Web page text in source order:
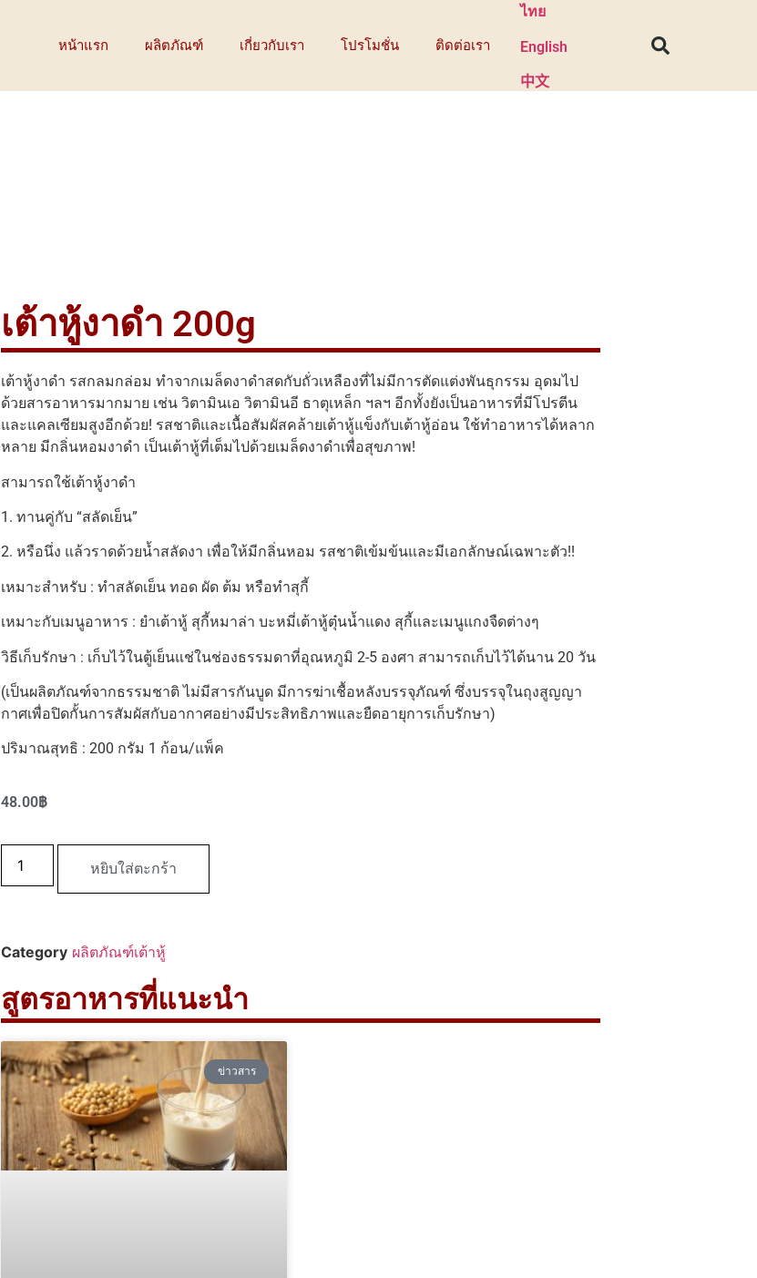
หน้าแรก ผลิตภัณฑ์ เกี่ยวกับเรา โปรโมชั่น ติดต่อเรา
ไทย
English
中文
เต้าหู้งาดำ 200g
เต้าหู้งาดำ รสกลมกล่อม ทำจากเมล็ดงาดำสดกับถั่วเหลืองที่ไม่มีการตัดแต่งพันธุกรรม อุดมไป
ด้วยสารอาหารมากมาย เช่น วิตามินเอ วิตามินอี ธาตุเหล็ก ฯลฯ อีกทั้งยังเป็นอาหารที่มีโปรตีน
และแคลเซียมสูงอีกด้วย! รสชาติและเนื้อสัมผัสคล้ายเต้าหู้แข็งกับเต้าหู้อ่อน ใช้ทำอาหารได้หลาก
หลาย มีกลิ่นหอมงาดำ เป็นเต้าหู้ที่เต็มไปด้วยเมล็ดงาดำเพื่อสุขภาพ!
สามารถใช้เต้าหู้งาดำ
1. ทานคู่กับ “สลัดเย็น”
2. หรือนึ่ง แล้วราดด้วยน้ำสลัดงา เพื่อให้มีกลิ่นหอม รสชาติเข้มข้นและมีเอกลักษณ์เฉพาะตัว!!
เหมาะสำหรับ : ทำสลัดเย็น ทอด ผัด ต้ม หรือทำสุกี้
เหมาะกับเมนูอาหาร : ยำเต้าหู้ สุกี้หมาล่า บะหมี่เต้าหู้ตุ๋นน้ำแดง สุกี้และเมนูแกงจืดต่างๆ
วิธีเก็บรักษา : เก็บไว้ในตู้เย็นแช่ในช่องธรรมดาที่อุณหภูมิ 2-5 องศา สามารถเก็บไว้ได้นาน 20 วัน
(เป็นผลิตภัณฑ์จากธรรมชาติ ไม่มีสารกันบูด มีการฆ่าเชื้อหลังบรรจุภัณฑ์ ซึ่งบรรจุในถุงสูญญา
กาศเพื่อปิดกั้นการสัมผัสกับอากาศอย่างมีประสิทธิภาพและยืดอายุการเก็บรักษา)
ปริมาณสุทธิ : 200 กรัม 1 ก้อน/แพ็ค
48.00฿
หยิบใส่ตะกร้า
Category ผลิตภัณฑ์เต้าหู้
สูตรอาหารที่แนะนำ
ข่าวสาร